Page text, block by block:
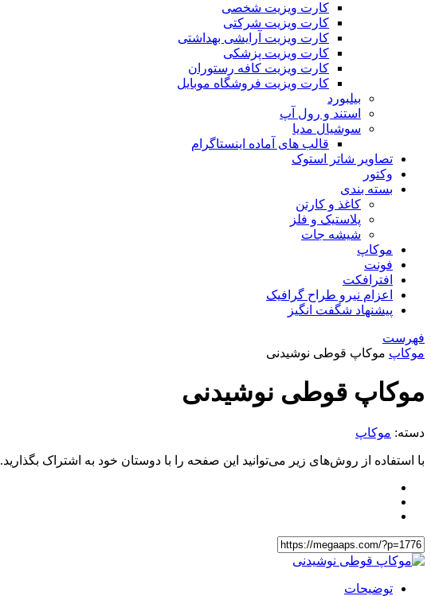
کارت ویزیت شخصی
کارت ویزیت شرکتی
کارت ویزیت آرایشی بهداشتی
کارت ویزیت پزشکی
کارت ویزیت کافه رستوران
کارت ویزیت فروشگاه موبایل
بیلبورد
استند و رول آپ
سوشیال مدیا
قالب های آماده اینستاگرام
تصاویر شاتر استوک
وکتور
بسته بندی
کاغذ و کارتن
پلاستیک و فلز
شیشه جات
موکاپ
فونت
افترافکت
اعزام نیرو طراح گرافیک
پیشنهاد شگفت انگیز
فهرست
موکاپ موکاپ قوطی نوشیدنی
موکاپ قوطی نوشیدنی
دسته: موکاپ
با استفاده از روش‌های زیر می‌توانید این صفحه را با دوستان خود به اشتراک بگذارید.
توضیحات